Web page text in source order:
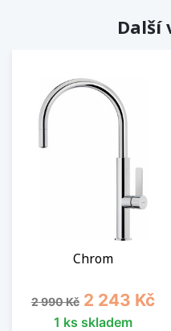
Další
Chrom
Běžná cena
2 990 Kč Cena
2 243 Kč
1 ks skladem